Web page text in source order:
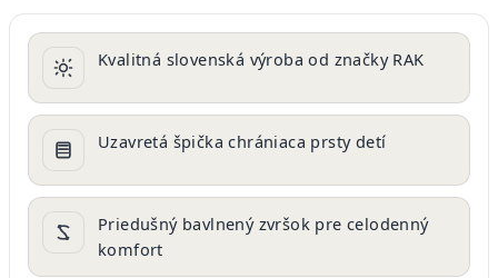
Kvalitná slovenská výroba od značky RAK
Uzavretá špička chrániaca prsty detí
Priedušný bavlnený zvršok pre celodenný
komfort